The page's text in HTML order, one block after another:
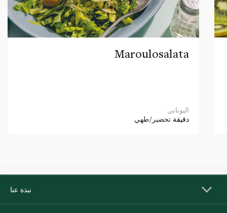
Maroulosalata
اليوناني
دقيقة تحضير/طهي
نبذة عنا